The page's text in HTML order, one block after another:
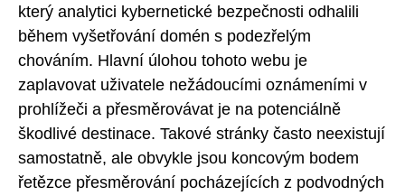
který analytici kybernetické bezpečnosti odhalili
během vyšetřování domén s podezřelým
chováním. Hlavní úlohou tohoto webu je
zaplavovat uživatele nežádoucími oznámeními v
prohlížeči a přesměrovávat je na potenciálně
škodlivé destinace. Takové stránky často neexistují
samostatně, ale obvykle jsou koncovým bodem
řetězce přesměrování pocházejících z podvodných